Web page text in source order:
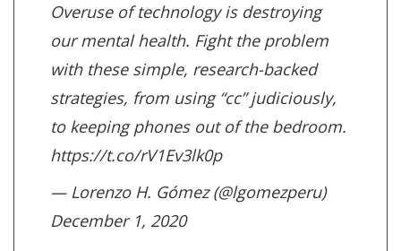
Overuse of technology is destroying
our mental health. Fight the problem
with these simple, research-backed
strategies, from using “cc” judiciously,
to keeping phones out of the bedroom.
https://t.co/rV1Ev3lk0p
— Lorenzo H. Gómez (@lgomezperu)
December 1, 2020